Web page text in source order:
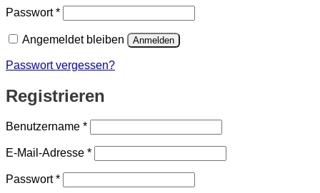
Passwort*Erforderlich
Angemeldet bleiben Anmelden
Passwort vergessen?
Registrieren
Benutzername *Erforderlich
E-Mail-Adresse *Erforderlich
Passwort*Erforderlich